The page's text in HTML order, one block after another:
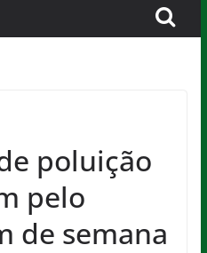
poluição
pelo
de semana